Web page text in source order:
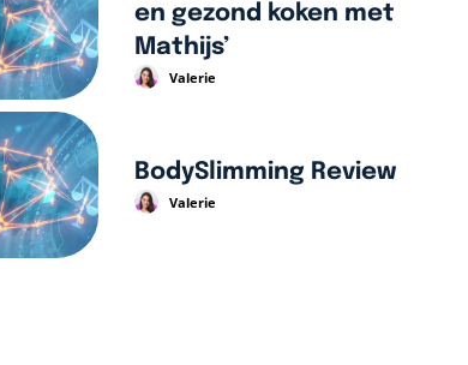
en gezond koken met
Mathijs’
Valerie
BodySlimming Review
Valerie